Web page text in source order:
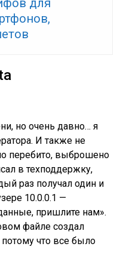
для
но очень давно… я
И также не
перебито, выброшено
в техподдержку,
раз получал один и
10.0.0.1 —
пришлите нам».
файле создал
что все было